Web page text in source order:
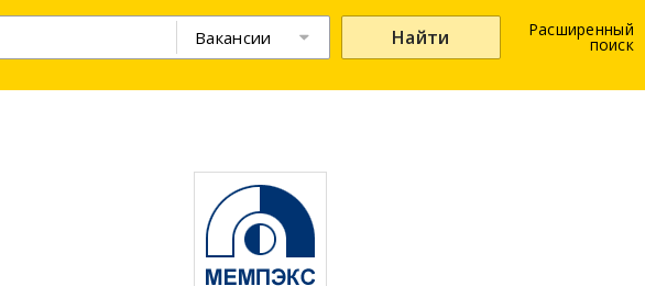
Вакансии Найти Расширенный
поиск